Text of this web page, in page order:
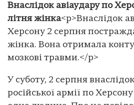
Внаслідок авіаудару по
літня жінка<p>Внаслідок
Херсону 2 серпня
жінка. Вона отримала
мозкові травми.</p>
У суботу, 2 серпня
російської армії по